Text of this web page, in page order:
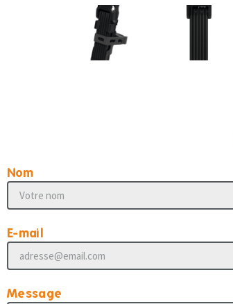
Nom
E-mail
Message